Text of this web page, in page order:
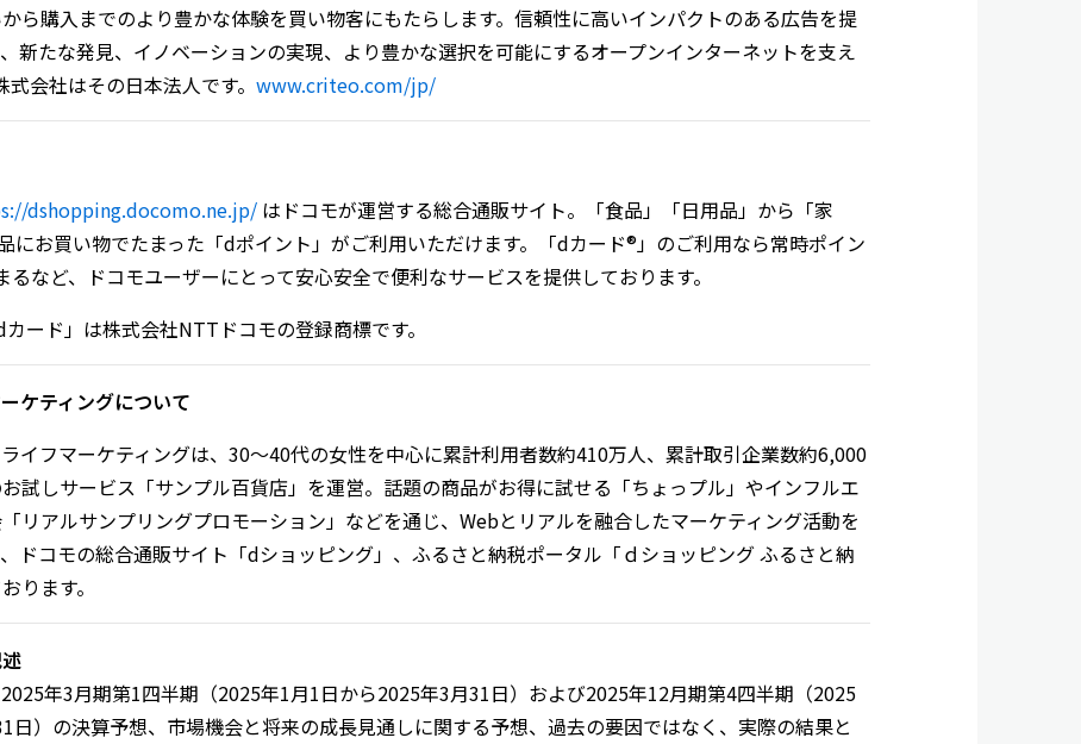
ら購入までのより豊かな体験を買い物客にもたらします。信頼性に高いインパクトのある広告を提
新たな発見、イノベーションの実現、より豊かな選択を可能にするオープンインターネットを支え
会社はその日本法人です。 www.criteo.com/jp/
dshopping.docomo.ne.jp/ はドコモが運営する総合通販サイト。「食品」「日用品」から「家
にお買い物でたまった「dポイント」がご利用いただけます。「dカード®」のご利用なら常時ポイン
るなど、ドコモユーザーにとって安心安全で便利なサービスを提供しております。
ード」は株式会社NTTドコモの登録商標です。
ケティングについて
イフマーケティングは、30～40代の女性を中心に累計利用者数約410万人、累計取引企業数約6,000
試しサービス「サンプル百貨店」を運営。話題の商品がお得に試せる「ちょっプル」やインフルエ
リアルサンプリングプロモーション」などを通じ、Webとリアルを融合したマーケティング活動を
ドコモの総合通販サイト「dショッピング」、ふるさと納税ポータル「ｄショッピング ふるさと納
ります。
年3月期第1四半期（2025年1月1日から2025年3月31日）および2025年12月期第4四半期（2025
日）の決算予想、市場機会と将来の成長見通しに関する予想、過去の要因ではなく、実際の結果と